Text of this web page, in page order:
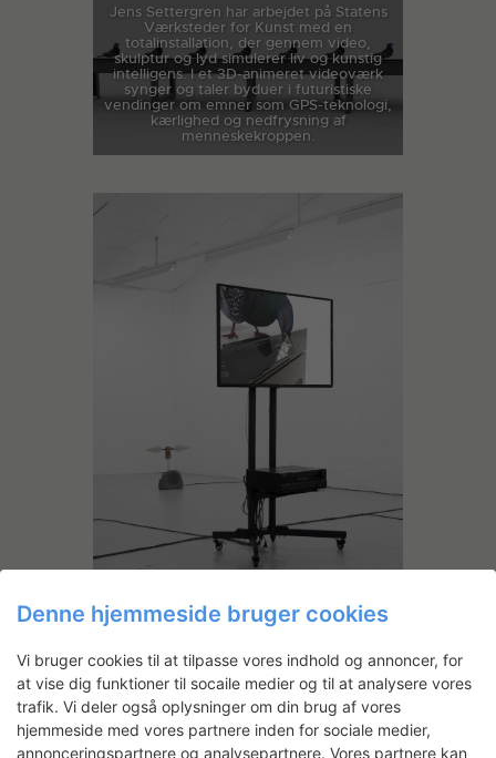
Jens Settergren har arbejdet på Statens
Værksteder for Kunst med en
totalinstallation, der gennem video,
skulptur og lyd simulerer liv og kunstig
intelligens. I et 3D-animeret videoværk
synger og taler byduer i futuristiske
vendinger om emner som GPS-teknologi,
kærlighed og nedfrysning af
menneskekroppen.
Morten K Jacobsen.
Denne hjemmeside bruger cookies
Vi bruger cookies til at tilpasse vores indhold og annoncer, for
at vise dig funktioner til socaile medier og til at analysere vores
trafik. Vi deler også oplysninger om din brug af vores
hjemmeside med vores partnere inden for sociale medier,
annonceringspartnere og analysepartnere. Vores partnere kan